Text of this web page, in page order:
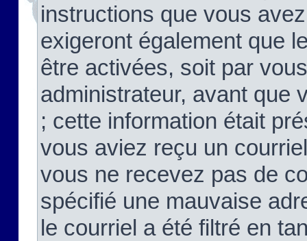
instructions que vous
exigeront également que
être activées, soit par
administrateur, avant que
; cette information était
vous aviez reçu un
vous ne recevez pas de
spécifié une mauvaise
le courriel a été filtré en